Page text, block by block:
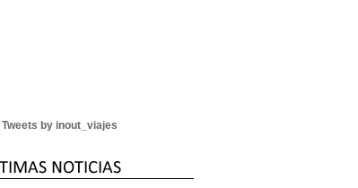
Tweets by inout_viajes